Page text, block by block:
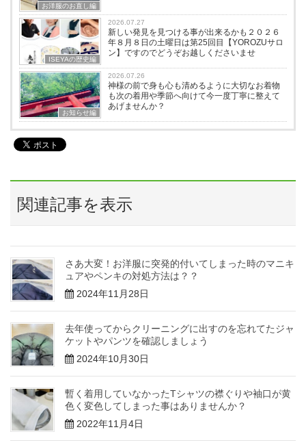
お洋服のお直し編
ISEYAの歴史編
2026.07.27
新しい発見を見つける事が出来るかも２０２６
年８月８日の土曜日は第25回目【YOROZUサロ
ン】ですのでどうぞお越しくださいませ
お知らせ編
2026.07.26
神様の前で身も心も清めるように大切なお着物
も次の着用や季節へ向けて今一度丁寧に整えて
あげませんか？
関連記事を表示
さあ大変！お洋服に突発的付いてしまった時のマニキ
ュアやペンキの対処方法は？？
2024年11月28日
去年使ってからクリーニングに出すのを忘れてたジャ
ケットやパンツを確認しましょう
2024年10月30日
暫く着用していなかったTシャツの襟ぐりや袖口が黄
色く変色してしまった事はありませんか？
2022年11月4日